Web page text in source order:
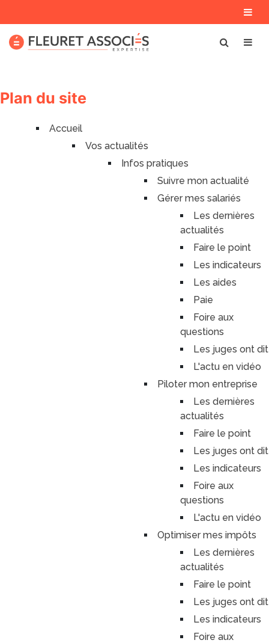
Plan du site
Accueil
Vos actualités
Infos pratiques
Suivre mon actualité
Gérer mes salariés
Les dernières
actualités
Faire le point
Les indicateurs
Les aides
Paie
Foire aux
questions
Les juges ont dit
L'actu en vidéo
Piloter mon entreprise
Les dernières
actualités
Faire le point
Les juges ont dit
Les indicateurs
Foire aux
questions
L'actu en vidéo
Optimiser mes impôts
Les dernières
actualités
Faire le point
Les juges ont dit
Les indicateurs
Foire aux